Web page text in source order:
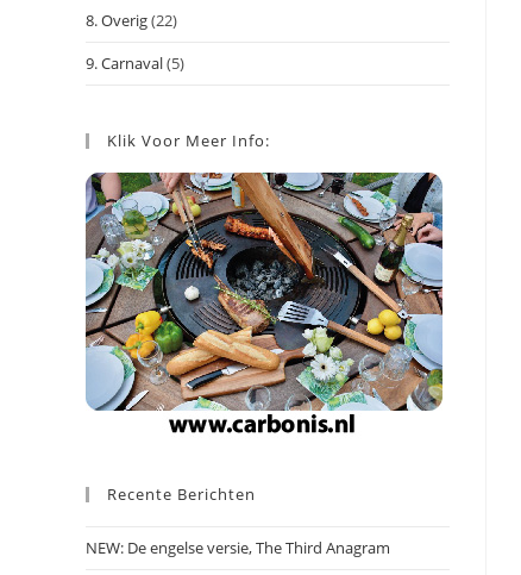
8. Overig(22)
9. Carnaval(5)
Klik Voor Meer Info:
Recente Berichten
NEW: De engelse versie, The Third Anagram